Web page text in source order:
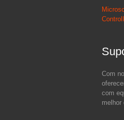
Com
com
melhor